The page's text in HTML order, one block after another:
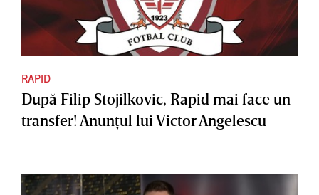
RAPID
După Filip Stojilkovic, Rapid mai face un
transfer! Anunţul lui Victor Angelescu